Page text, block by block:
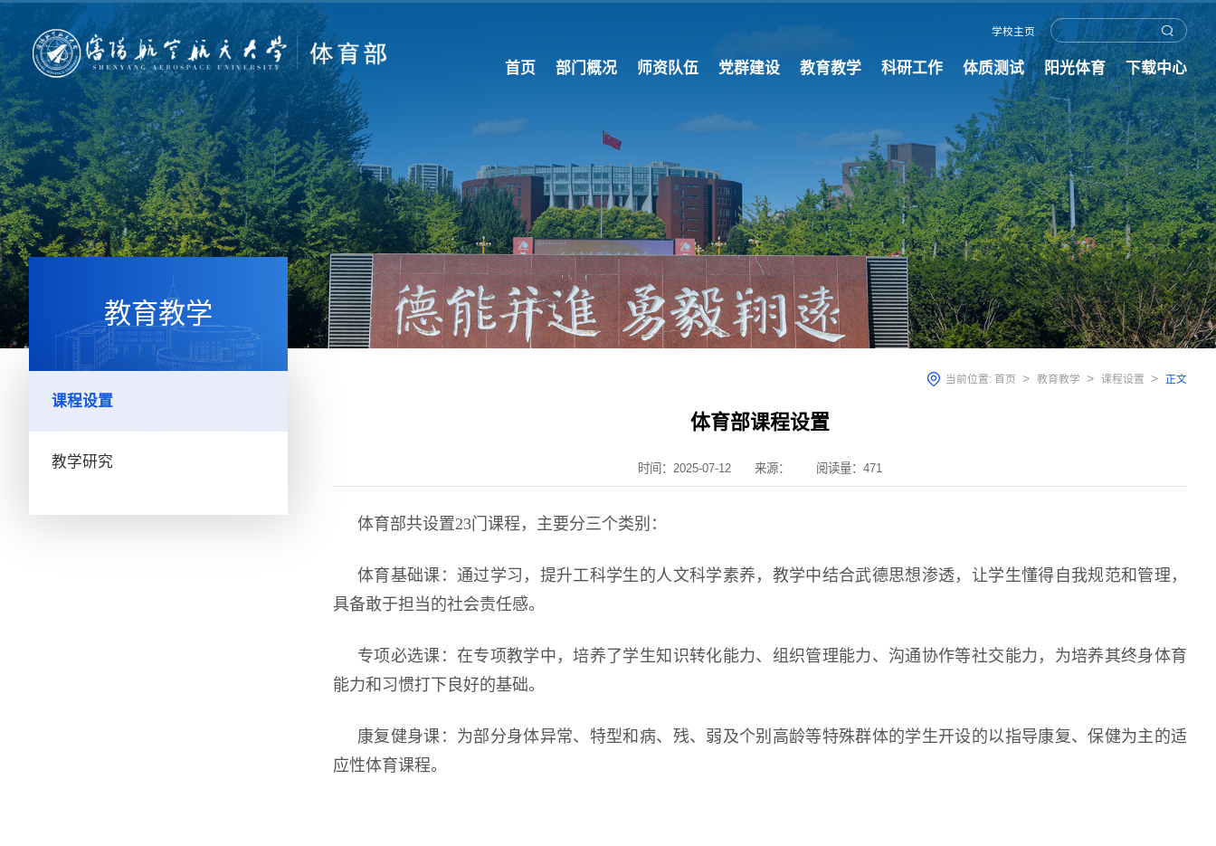
学校主页
首页 部门概况 师资队伍 党群建设 教育教学 科研工作 体质测试 阳光体育 下载中心
教育教学
课程设置
教学研究
当前位置: 首页 > 教育教学 > 课程设置 > 正文
体育部课程设置
时间：2025-07-12 来源： 阅读量： 471
体育部共设置23门课程 ， 主要分三个类别：
体育基础课 ： 通过学习， 提升工科学生的人文科学素养，教学中结合武德思想渗透，让学生懂得自我规范和管理，
具备敢于担当的社会责任感。
专项必选课 ： 在专项教学中，培养了学生知识转化能力、组织管理能力、沟通协作等社交能力，为培养其终身体育
能力和习惯打下良好的基础。
康复健身课： 为部分身体异常、特型和病、残、弱及个别高龄等特殊群体的学生开设的以指导康复、保健为主的适
应性体育课程。